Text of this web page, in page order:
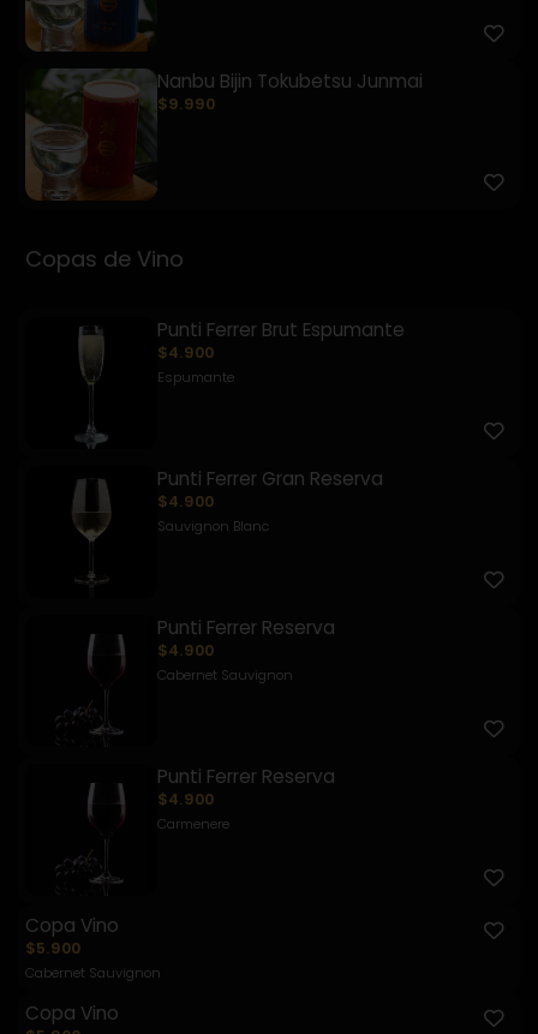
Nanbu Bijin Tokubetsu Junmai
$9.990
Copas de Vino
Punti Ferrer Brut Espumante
$4.900
Espumante
Punti Ferrer Gran Reserva
$4.900
Sauvignon Blanc
Punti Ferrer Reserva
$4.900
Cabernet Sauvignon
Punti Ferrer Reserva
$4.900
Carmenere
Copa Vino
$5.900
Cabernet Sauvignon
Copa Vino